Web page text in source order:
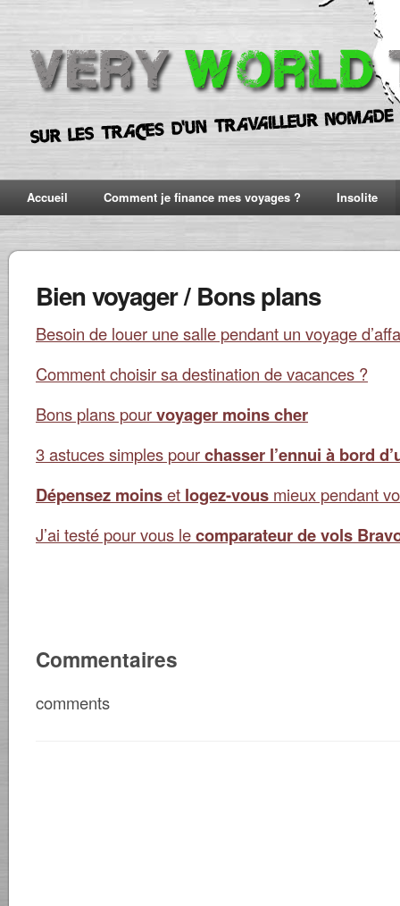
Accueil Comment je finance mes voyages ? Insolite
Bien voyager / Bons plans
Besoin de louer une salle pendant un voyage
Comment choisir sa destination de vacances ?
Bons plans pourvoyager moins cher
3 astuces simples pourchasser l’ennui à bord
Dépensez moinset logez-vous mieux pendant
J’ai testé pour vous lecomparateur de vols
Commentaires
comments